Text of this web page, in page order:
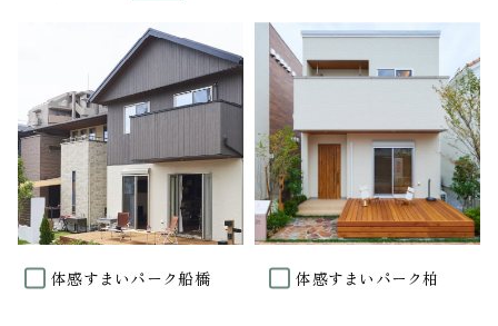
体感すまいパーク船橋 体感すまいパーク柏